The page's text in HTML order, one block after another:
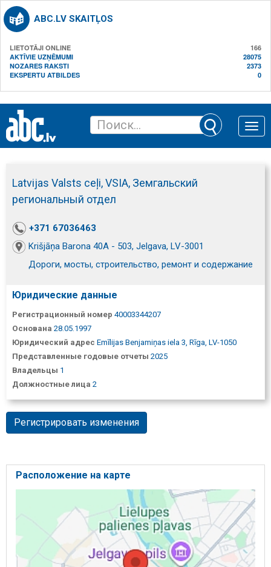
ABC.LV SKAITĻOS
LIETOTĀJI ONLINE
166
AKTĪVIE UZŅĒMUMI
28075
NOZARES RAKSTI
2373
EKSPERTU ATBILDES
0
Toggle
Latvijas Valsts ceļi, VSIA, Земгальский
региональный отдел
+371 67036463
Krišjāņa Barona 40A - 503, Jelgava, LV-3001
Дороги, мосты, строительство, ремонт и содержание
Юридические данные
Регистрационный номер 40003344207
Основана 28.05.1997
Юридический адрес Emīlijas Benjamiņas iela 3, Rīga, LV-1050
Представленные годовые отчеты 2025
Владельцы 1
Должностные лица 2
Регистрировать изменения
Расположение на карте